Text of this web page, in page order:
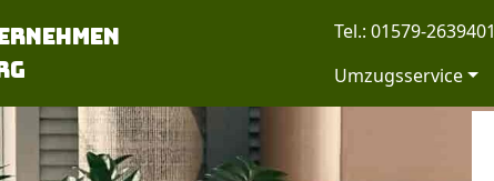
Tel.: 01579-2639401
Umzugsservice